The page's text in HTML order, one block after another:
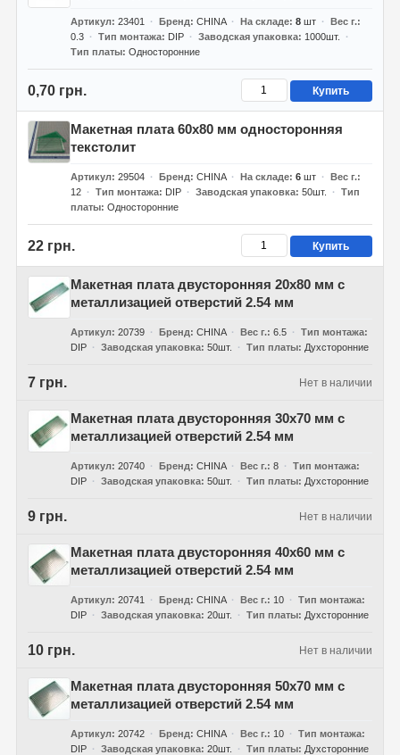
Артикул 23401 Бренд CHINA На складе 8шт
Вес г.
0.3
Тип монтажа DIP Заводская упаковка
1000шт.
Тип платы Односторонние
0,70 грн. Купить
Макетная плата 60x80 мм односторонняя
текстолит
Артикул 29504 Бренд CHINA На складе 6шт
Вес г.
12
Тип монтажа DIP Заводская упаковка 50шт.
Тип
платы Односторонние
22 грн. Купить
Макетная плата двусторонняя 20х80 мм с
металлизацией отверстий 2.54 мм
Артикул 20739 Бренд CHINA Вес г. 6.5
Тип монтажа
DIP
Заводская упаковка 50шт. Тип платы Духсторонние
7 грн. Нет в наличии
Макетная плата двусторонняя 30х70 мм с
металлизацией отверстий 2.54 мм
Артикул 20740 Бренд CHINA Вес г. 8
Тип монтажа
DIP
Заводская упаковка 50шт. Тип платы Духсторонние
9 грн. Нет в наличии
Макетная плата двусторонняя 40х60 мм с
металлизацией отверстий 2.54 мм
Артикул 20741 Бренд CHINA Вес г. 10
Тип монтажа
DIP
Заводская упаковка 20шт. Тип платы Духсторонние
10 грн. Нет в наличии
Макетная плата двусторонняя 50х70 мм с
металлизацией отверстий 2.54 мм
Артикул 20742 Бренд CHINA Вес г. 10
Тип монтажа
DIP
Заводская упаковка 20шт. Тип платы Духсторонние